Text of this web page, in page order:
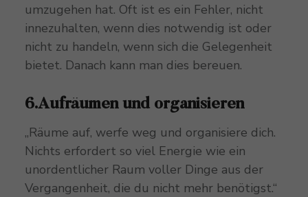
umzugehen hat. Oft ist es ein Fehler, nicht
innezuhalten, wenn dies notwendig ist oder
nicht zu handeln, wenn sich die Gelegenheit
bietet. Danach kann man dies bereuen.
6.Aufräumen und organisieren
„Räume auf, werfe weg und organisiere dich.
Nichts erfordert so viel Energie wie ein
unordentlicher Raum voller Dinge aus der
Vergangenheit, die du nicht mehr benötigst.“